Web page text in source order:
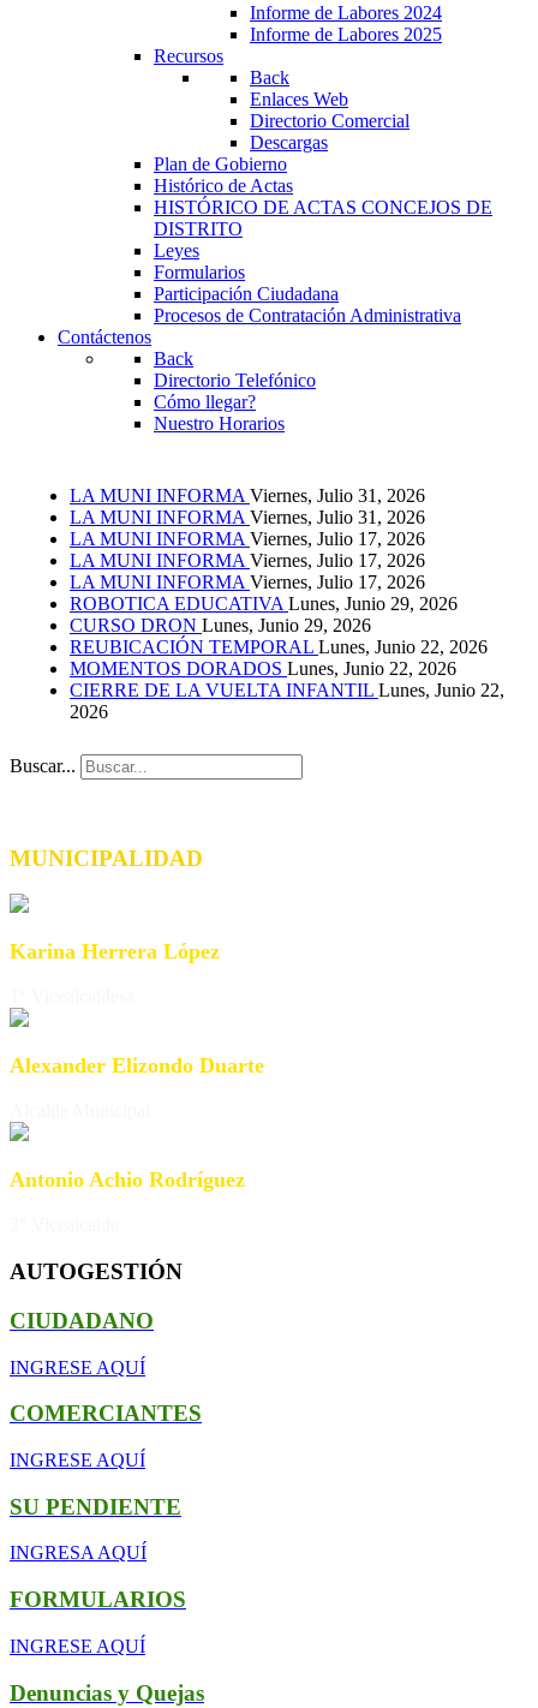
Informe de Labores 2024
Informe de Labores 2025
Recursos
Back
Enlaces Web
Directorio Comercial
Descargas
Plan de Gobierno
Histórico de Actas
HISTÓRICO DE ACTAS CONCEJOS DE
DISTRITO
Leyes
Formularios
Participación Ciudadana
Procesos de Contratación Administrativa
Contáctenos
Back
Directorio Telefónico
Cómo llegar?
Nuestro Horarios
LA MUNI INFORMA Viernes, Julio 31, 2026
LA MUNI INFORMA Viernes, Julio 31, 2026
LA MUNI INFORMA Viernes, Julio 17, 2026
LA MUNI INFORMA Viernes, Julio 17, 2026
LA MUNI INFORMA Viernes, Julio 17, 2026
ROBOTICA EDUCATIVA Lunes, Junio 29, 2026
CURSO DRON Lunes, Junio 29, 2026
REUBICACIÓN TEMPORAL Lunes, Junio 22, 2026
MOMENTOS DORADOS Lunes, Junio 22, 2026
CIERRE DE LA VUELTA INFANTIL Lunes, Junio 22,
2026
Buscar...
MUNICIPALIDAD
Karina Herrera López
Alexander Elizondo Duarte
Antonio Achio Rodríguez
AUTOGESTIÓN
CIUDADANO
INGRESE AQUÍ
COMERCIANTES
INGRESE AQUÍ
SU PENDIENTE
INGRESA AQUÍ
FORMULARIOS
INGRESE AQUÍ
Denuncias y Quejas